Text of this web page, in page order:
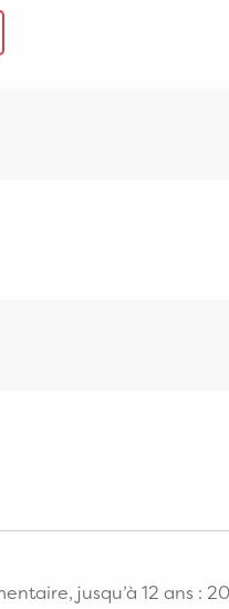
jusqu’à 12 ans :